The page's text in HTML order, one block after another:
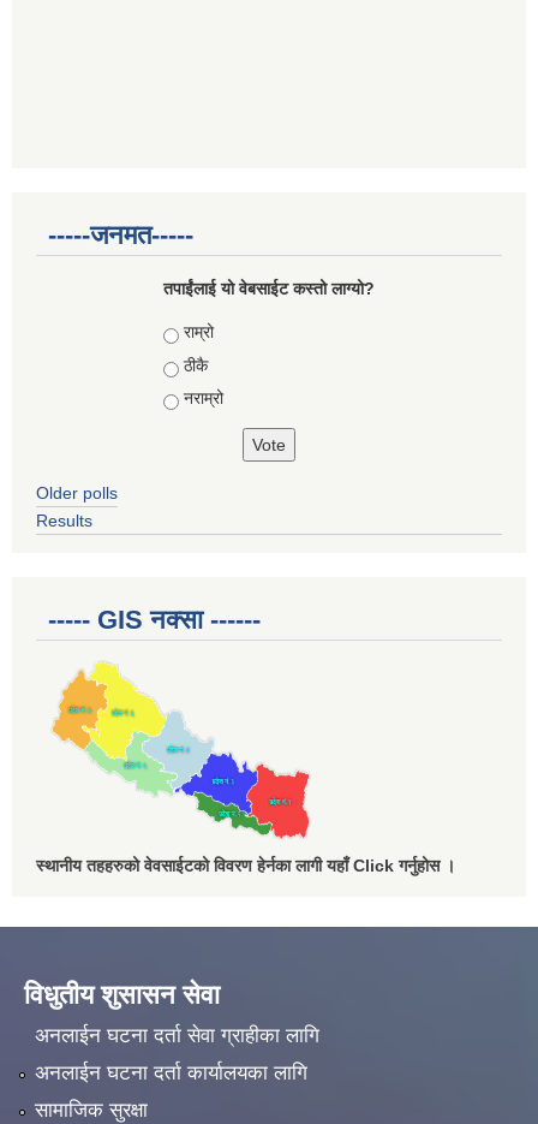
-----जनमत-----
तपाईंलाई यो वेबसाईट कस्तो लाग्यो?
Choices
राम्रो
ठीकै
नराम्रो
Older polls
Results
----- GIS नक्सा ------
स्थानीय तहहरुको वेवसाईटको विवरण हेर्नका लागी यहाँ Click गर्नुहोस ।
विधुतीय शुसासन सेवा
अनलाईन घटना दर्ता सेवा ग्राहीका लागि
अनलाईन घटना दर्ता कार्यालयका लागि
सामाजिक सुरक्षा